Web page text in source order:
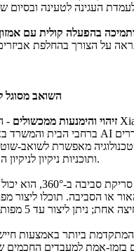
על הצורך בהחלפת
השואב מסוגל
זיהוי והימנעות ממכשולים
מאפשרת לשואב-
ותוכניות ניקיון לניקיון הבית בצורה חכמה ללא תפעול ידני.
במהירות את פריסת הבית
מפות למפלסים שונים בבית או במשרד
ביותר באמצעות